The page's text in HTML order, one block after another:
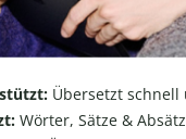
Übersetzt schnell
Wörter, Sätze &